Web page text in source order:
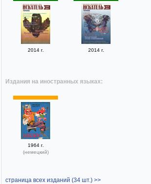
2014 г. 2014 г.
Издания на иностранных языках:
1964 г.
(немецкий)
страница всех изданий (34 шт.) >>